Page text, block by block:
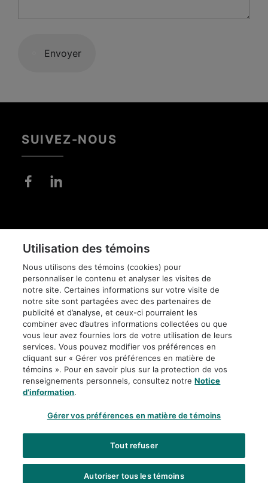
Envoyer
SUIVEZ-NOUS
page
DIFFUSION DE
L'INFORMATION
CONFIDENTIALITÉ
AVIS JURIDIQUE
POLITIQUE
ÉDITORIALE
ACCESSIBILITÉ PLAN DU SITE
PARAMÈTRES DES
TÉMOINS
Utilisation des témoins
Nous utilisons des témoins (cookies) pour
personnaliser le contenu et analyser les visites de
notre site. Certaines informations sur votre visite de
notre site sont partagées avec des partenaires de
publicité et d’analyse, et ceux-ci pourraient les
combiner avec d’autres informations collectées ou que
vous leur avez fournies lors de votre utilisation de leurs
services. Vous pouvez modifier vos préférences en
cliquant sur « Gérer vos préférences en matière de
témoins ». Pour en savoir plus sur la protection de vos
renseignements personnels, consultez notreNotice
d’information.
Gérer vos préférences en matière de témoins
Tout refuser
Autoriser tous les témoins